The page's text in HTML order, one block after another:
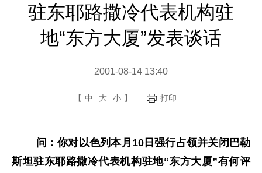
驻东耶路撒冷代表机构驻
地“东方大厦”发表谈话
2001-08-14 13:40
【 中 大 小 】 打印
问：你对以色列本月10日强行占领并关闭巴勒
斯坦驻东耶路撒冷代表机构驻地“东方大厦”有何评